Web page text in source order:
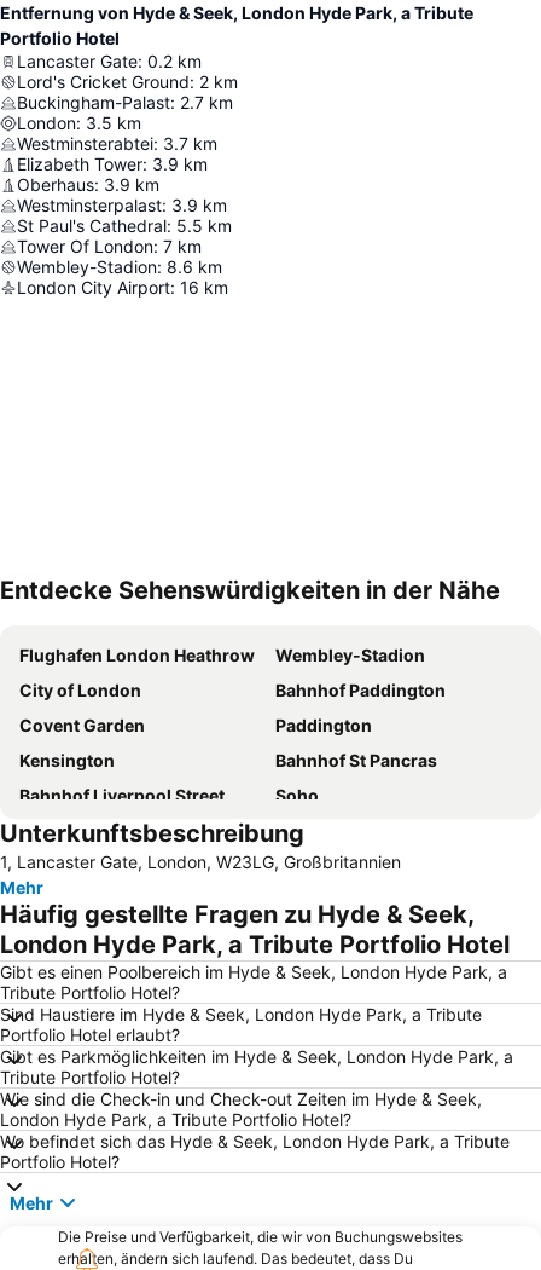
Entfernung von Hyde & Seek, London Hyde Park, a Tribute
Portfolio Hotel
Lancaster Gate: 0.2 km
Lord's Cricket Ground: 2 km
Buckingham-Palast: 2.7 km
London: 3.5 km
Westminsterabtei: 3.7 km
Elizabeth Tower: 3.9 km
Oberhaus: 3.9 km
Westminsterpalast: 3.9 km
St Paul's Cathedral: 5.5 km
Tower Of London: 7 km
Wembley-Stadion: 8.6 km
London City Airport: 16 km
Entdecke Sehenswürdigkeiten in der Nähe
Flughafen London Heathrow
Wembley-Stadion
City of London
Bahnhof Paddington
Covent Garden
Paddington
Kensington
Bahnhof St Pancras
Bahnhof Liverpool Street
Soho
Tower Bridge
Hyde Park
Big Ben
Camden Town
Westminster
Kings Cross
Flughafen London City
Bahnhof Victoria
Notting Hill
Piccadilly Circus
Flughafen London Gatwick
St Pancras
Buckingham Palast
London Eye
Earls Court
Alexandra Palace
Shoreditch
South Kensington
The O2 Arena
Waterloo Station
Eurostar
Mayfair
King's Cross Station
Unterkunftsbeschreibung
1, Lancaster Gate, London, W23LG, Großbritannien
Mehr
Häufig gestellte Fragen zu Hyde & Seek,
London Hyde Park, a Tribute Portfolio Hotel
Gibt es einen Poolbereich im Hyde & Seek, London Hyde Park, a
Tribute Portfolio Hotel?
Sind Haustiere im Hyde & Seek, London Hyde Park, a Tribute
Portfolio Hotel erlaubt?
Gibt es Parkmöglichkeiten im Hyde & Seek, London Hyde Park, a
Tribute Portfolio Hotel?
Wie sind die Check-in und Check-out Zeiten im Hyde & Seek,
London Hyde Park, a Tribute Portfolio Hotel?
Wo befindet sich das Hyde & Seek, London Hyde Park, a Tribute
Portfolio Hotel?
Mehr
Die Preise und Verfügbarkeit, die wir von Buchungswebsites
erhalten, ändern sich laufend. Das bedeutet, dass Du